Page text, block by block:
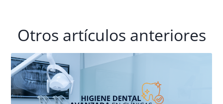
Otros artículos anteriores